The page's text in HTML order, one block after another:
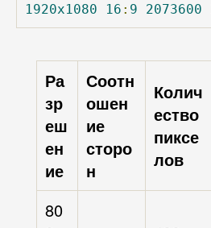
1920x1080
16 : 9 2073600
Ра
зр
еш
ен
ие
Соотн
ошен
ие
сторо
н
Колич
ество
пиксе
лов
80